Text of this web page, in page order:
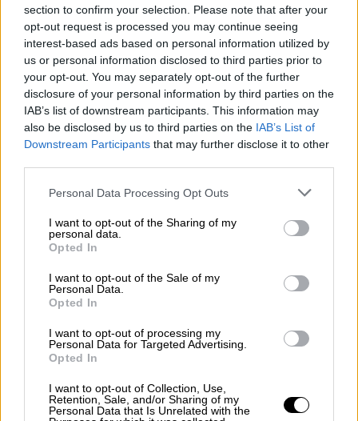
section to confirm your selection. Please note that after your
opt-out request is processed you may continue seeing
interest-based ads based on personal information utilized by
us or personal information disclosed to third parties prior to
your opt-out. You may separately opt-out of the further
disclosure of your personal information by third parties on the
IAB’s list of downstream participants. This information may
also be disclosed by us to third parties on the IAB’s List of
Downstream Participants that may further disclose it to other
Please note that this website/app uses one or more Google
not limited to your visit or usage behaviour. You may click to
grant or deny consent to Google and its third-party tags to
use your data for below specified purposes in below Google
consent section.
Personal Data Processing Opt Outs
I want to opt-out of the Sharing of my
personal data.
Opted In
I want to opt-out of the Sale of my
Personal Data.
Opted In
I want to opt-out of processing my
Personal Data for Targeted Advertising.
Opted In
I want to opt-out of Collection, Use,
Retention, Sale, and/or Sharing of my
Personal Data that Is Unrelated with the
Κεντρικό...|07.08.2026 19:53
Κεντρικό δελτίο ειδήσεων 07/08/2026
Μεσημεριανό δελτίο ειδήσεων
08/08/2026